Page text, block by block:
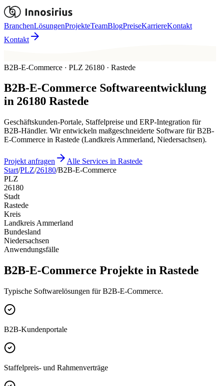
BranchenLösungenProjekteTeamBlogPreiseKarriereKontakt
Kontakt
B2B-E-Commerce · PLZ 26180 · Rastede
B2B-E-Commerce Softwareentwicklung
in 26180 Rastede
Geschäftskunden-Portale, Staffelpreise und ERP-Integration für
B2B-Händler. Wir entwickeln maßgeschneiderte Software für B2B-
E-Commerce in Rastede (Landkreis Ammerland, Niedersachsen).
Projekt anfragen
Alle Services in Rastede
Start/PLZ/26180/B2B-E-Commerce
PLZ
26180
Stadt
Rastede
Kreis
Landkreis Ammerland
Bundesland
Niedersachsen
Anwendungsfälle
B2B-E-Commerce Projekte in Rastede
Typische Softwarelösungen für B2B-E-Commerce.
B2B-Kundenportale
Staffelpreis- und Rahmenverträge